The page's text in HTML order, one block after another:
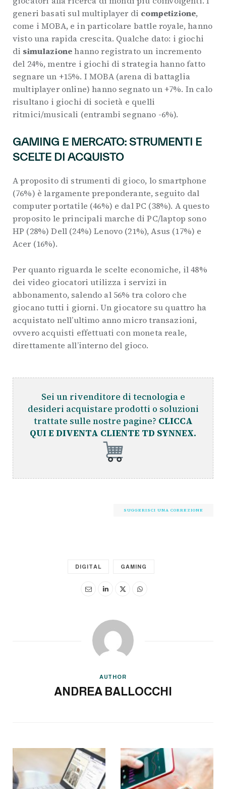
generi basati sul multiplayer di competizione,
come i MOBA, e in particolare battle royale, hanno
visto una rapida crescita. Qualche dato: i giochi
di simulazionehanno registrato un incremento
del 24%, mentre i giochi di strategia hanno fatto
segnare un +15%. I MOBA (arena di battaglia
multiplayer online) hanno segnato un +7%. In calo
risultano i giochi di società e quelli
ritmici/musicali (entrambi segnano -6%).
GAMING E MERCATO: STRUMENTI E
SCELTE DI ACQUISTO
A proposito di strumenti di gioco, lo smartphone
(76%) è largamente preponderante, seguito dal
computer portatile (46%) e dal PC (38%). A questo
proposito le principali marche di PC/laptop sono
HP (28%) Dell (24%) Lenovo (21%), Asus (17%) e
Acer (16%).
Per quanto riguarda le scelte economiche, il 48%
dei video giocatori utilizza i servizi in
abbonamento, salendo al 56% tra coloro che
giocano tutti i giorni. Un giocatore su quattro ha
acquistato nell’ultimo anno micro transazioni,
ovvero acquisti effettuati con moneta reale,
direttamente all’interno del gioco.
Sei un rivenditore di tecnologia e
desideri acquistare prodotti o soluzioni
trattate sulle nostre pagine? CLICCA
QUI E DIVENTA CLIENTE TD SYNNEX.
SUGGERISCI UNA CORREZIONE
DIGITAL GAMING
AUTHOR
ANDREA BALLOCCHI